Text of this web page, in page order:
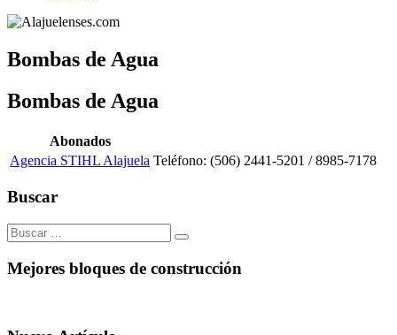
Bombas de Agua
Bombas de Agua
Abonados
Agencia STIHL Alajuela Teléfono: (506) 2441-5201 / 8985-7178
Buscar
Buscar:
Mejores bloques de construcción